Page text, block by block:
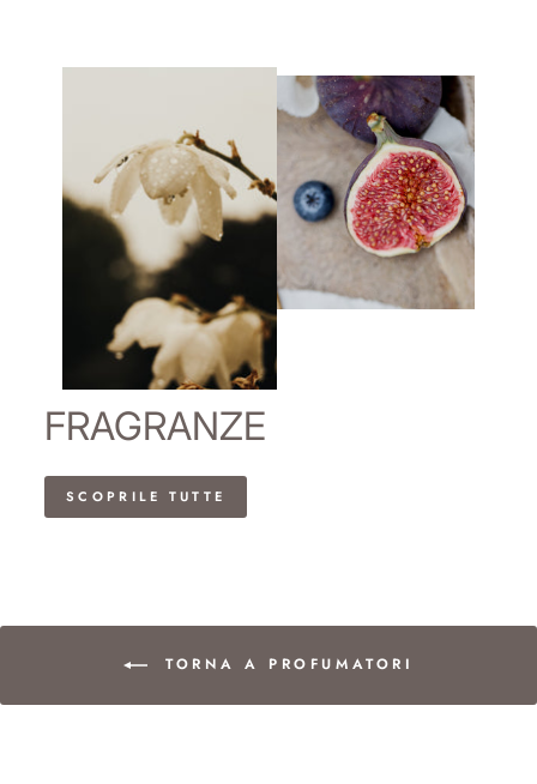
FRAGRANZE
SCOPRILE TUTTE
TORNA A PROFUMATORI